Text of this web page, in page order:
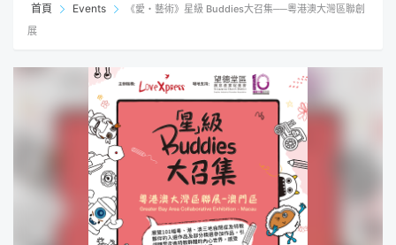
首頁 Events
《愛・藝術》星級 Buddies大召集──粵港澳大灣區聯創
展